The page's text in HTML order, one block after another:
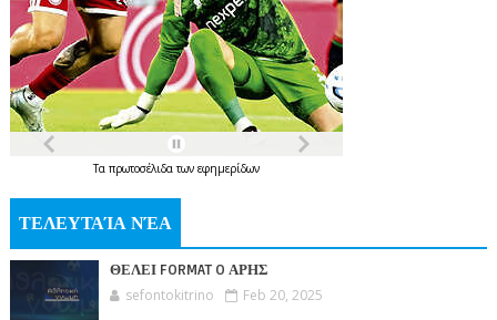
Τα πρωτοσέλιδατων εφημερίδων
ΤΕΛΕΥΤΑΊΑ ΝΈΑ
ΘΕΛΕΙ FORMAT O ΑΡΗΣ
sefontokitrino Feb 20, 2025